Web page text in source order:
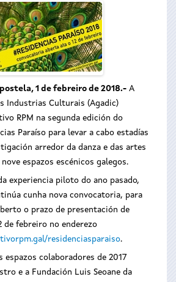
1 de febreiro de 2018.- A
Industrias Culturais (Agadic)
RPM na segunda edición do
Paraíso para levar a cabo estadías
arredor da danza e das artes
espazos escénicos galegos.
experiencia piloto do ano pasado,
cunha nova convocatoria, para
o prazo de presentación de
de febreiro no enderezo
residenciasparaiso.
espazos colaboradores de 2017
e a Fundación Luis Seoane da